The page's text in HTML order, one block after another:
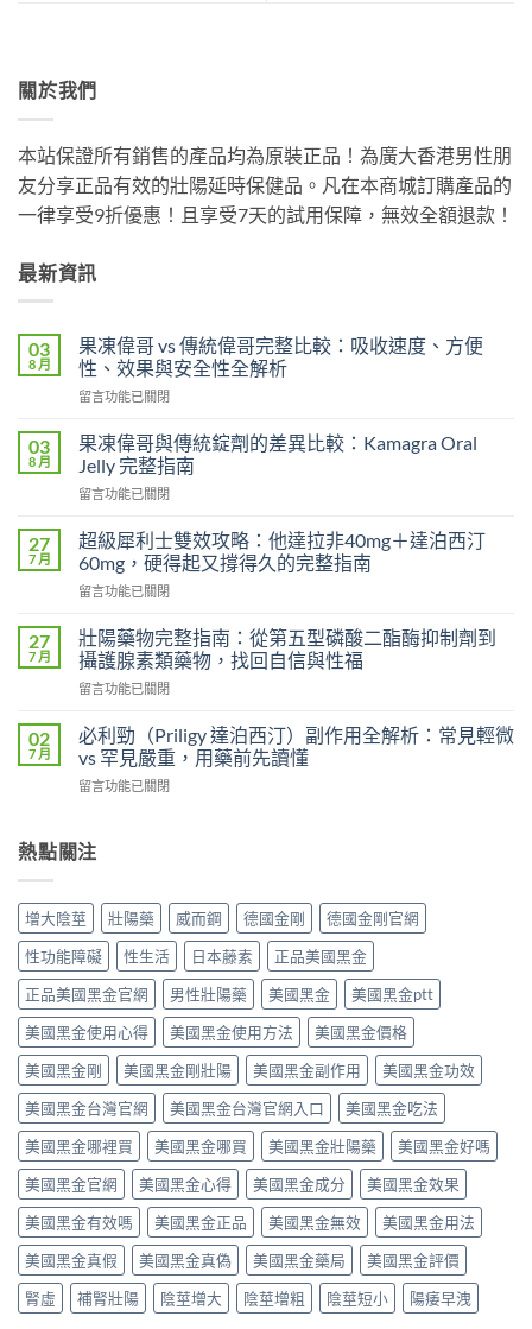
關於我們
本站保證所有銷售的產品均為原裝正品！為廣大香港男性朋
友分享正品有效的壯陽延時保健品。凡在本商城訂購產品的
一律享受9折優惠！且享受7天的試用保障，無效全額退款！
最新資訊
03
8 月
果凍偉哥 vs 傳統偉哥完整比較：吸收速度、方便
性、效果與安全性全解析
在
凍
偉
哥
vs
統
偉
完
比
較：
收
度、
方
便
果
與
全
性
全
解
析〉
中
留言功能已關閉
03
8 月
果凍偉哥與傳統錠劑的差異比較：Kamagra Oral
Jelly 完整指南
在
凍
偉
哥
與
統
錠
劑
的
異
比
Kamagra
完
南〉
中
留言功能已關閉
27
7 月
超級犀利士雙效攻略：他達拉非40mg＋達泊西汀
60mg，硬得起又撐得久的完整指南
在
級
犀
利
士
效
他
非
達
泊
西
汀
60mg，
硬
得
起
又
撐
得
久
的
完
整
指
南〉
中
留言功能已關閉
27
7 月
壯陽藥物完整指南：從第五型磷酸二酯酶抑制劑到
攝護腺素類藥物，找回自信與性福
在
陽
藥
物
完
南：
五
型
磷
酸
二
酯
酶
抑
制
劑
到
攝
護
腺
素
類
藥
物，
找
回
自
留言功能已關閉
02
7 月
必利勁（Priligy 達泊西汀）副作用全解析：常見輕微
vs 罕見嚴重，用藥前先讀懂
在
勁
（Priligy
泊
西
汀）
副
作
用
全
解
析：
常
見
輕
微
vs
罕
見
嚴
重，
用
藥
前
留言功能已關閉
熱點關注
增大陰莖 壯陽藥 威而鋼 德國金剛
德國金剛官網
性功能障礙
性生活 日本藤素
正品美國黑金
正品美國黑金官網
男性壯陽藥 美國黑金
美國黑金ptt
美國黑金使用心得
美國黑金使用方法
美國黑金價格
美國黑金剛
美國黑金剛壯陽 美國黑金副作用
美國黑金功效
美國黑金台灣官網
美國黑金台灣官網入口
美國黑金吃法
美國黑金哪裡買
美國黑金哪買 美國黑金壯陽藥
美國黑金好嗎
美國黑金官網
美國黑金心得 美國黑金成分
美國黑金效果
美國黑金有效嗎
美國黑金正品 美國黑金無效
美國黑金用法
美國黑金真假
美國黑金真偽 美國黑金藥局
美國黑金評價
腎虛
補腎壯陽 陰莖增大 陰莖增粗 陰莖短小 陽痿早洩